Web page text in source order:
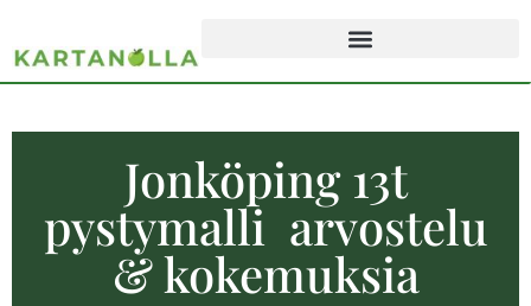
Jonköping 13t
pystymalli arvostelu
& kokemuksia